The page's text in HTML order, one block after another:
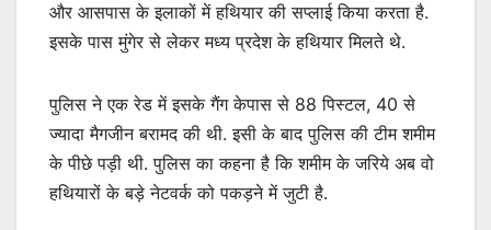
और आसपास के इलाकों में हथियार की सप्लाई किया करता है.
इसके पास मुंगेर से लेकर मध्य प्रदेश के हथियार मिलते थे.
पुलिस ने एक रेड में इसके गैंग केपास से 88 पिस्टल, 40 से
ज्यादा मैगजीन बरामद की थी. इसी के बाद पुलिस की टीम शमीम
के पीछे पड़ी थी. पुलिस का कहना है कि शमीम के जरिये अब वो
हथियारों के बड़े नेटवर्क को पकड़ने में जुटी है.